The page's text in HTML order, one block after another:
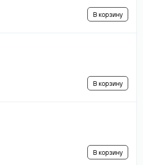
В корзину
В корзину
В корзину